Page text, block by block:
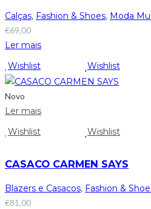
Calças, Fashion & Shoes, Moda
€69,00
Ler mais
Wishlist
Wishlist
Novo
Ler mais
Wishlist
Wishlist
CASACO CARMEN SAYS
Blazers e Casacos, Fashion &
€81,00